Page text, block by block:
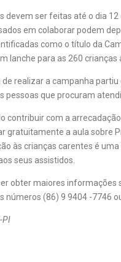
devem ser feitas até o dia
em colaborar podem
como o título da
lanche para as 260 crianças
de realizar a campanha
pessoas que procuram
contribuir com a
gratuitamente a aula sobre
às crianças carentes é
seus assistidos.
obter maiores informações
números (86) 9 9404 -7746
PI